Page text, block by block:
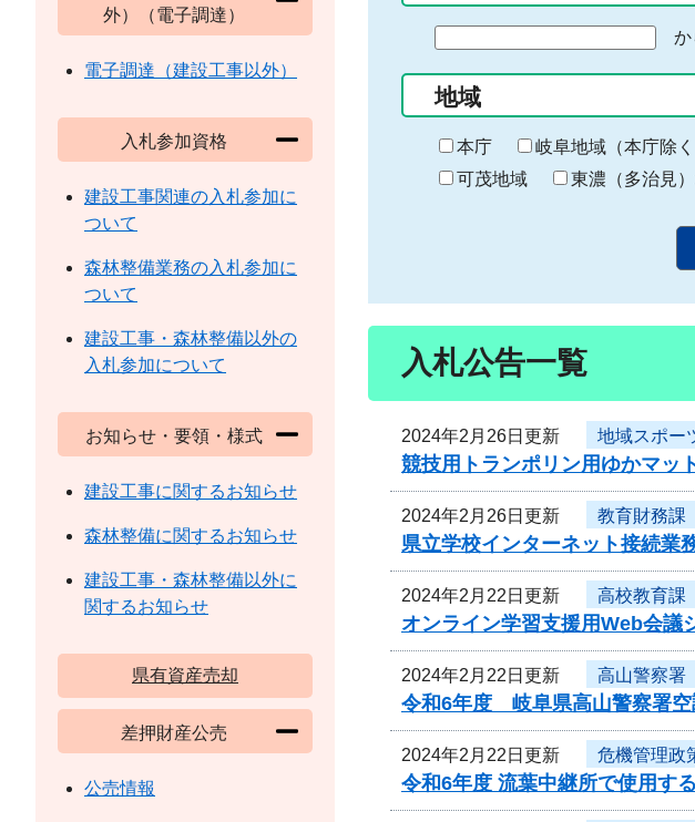
の
始
ま
り
か
地域
本庁 岐阜地域（本庁除く
可茂地域
東濃（多治見
入札公告一覧
2024年2月26日更新 地域スポー
競技用トランポリン用ゆかマッ
2024年2月26日更新 教育財務課
県立学校インターネット接続業
2024年2月22日更新 高校教育課
オンライン学習支援用Web会議
2024年2月22日更新 高山警察署
令和6年度 岐阜県高山警察署空
2024年2月22日更新 危機管理政
令和6年度 流葉中継所で使用す
外）（電子調達）
電子調達（建設工事以外）
入札参加資格
建設工事関連の入札参加に
ついて
森林整備業務の入札参加に
ついて
建設工事・森林整備以外の
入札参加について
お知らせ・要領・様式
建設工事に関するお知らせ
森林整備に関するお知らせ
建設工事・森林整備以外に
関するお知らせ
県有資産売却
差押財産公売
公売情報